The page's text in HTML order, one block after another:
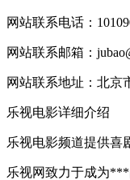
网站联系电话：
网站联系邮箱：
网站联系地址：北京
乐视电影详细介绍
乐视电影频道提供喜
乐视网致力于成为